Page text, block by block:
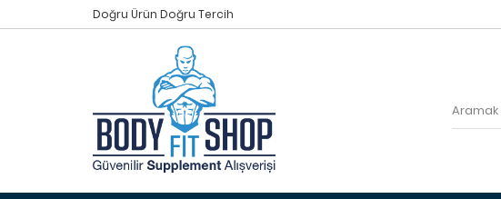
Doğru Ürün Doğru Tercih